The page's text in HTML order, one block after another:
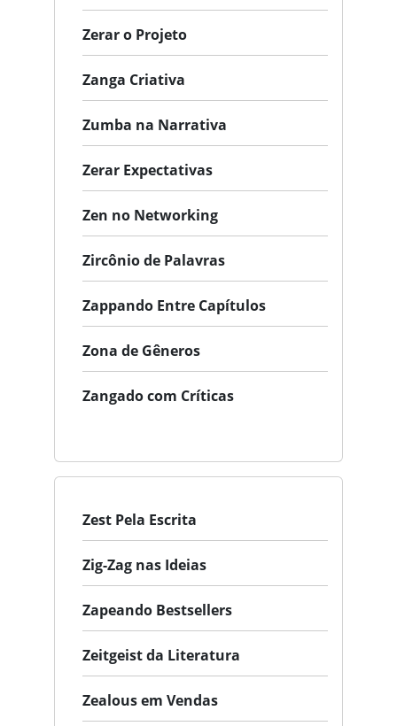
Zerar o Projeto
Zanga Criativa
Zumba na Narrativa
Zerar Expectativas
Zen no Networking
Zircônio de Palavras
Zappando Entre Capítulos
Zona de Gêneros
Zangado com Críticas
Zest Pela Escrita
Zig-Zag nas Ideias
Zapeando Bestsellers
Zeitgeist da Literatura
Zealous em Vendas